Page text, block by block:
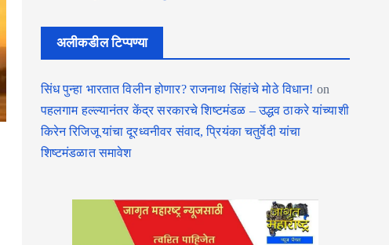
अलीकडील टिप्पण्या
सिंध पुन्हा भारतात विलीन होणार? राजनाथ सिंहांचे मोठे विधान! on
पहलगाम हल्ल्यानंतर केंद्र सरकारचे शिष्टमंडळ – उद्धव ठाकरे यांच्याशी
किरेन रिजिजू यांचा दूरध्वनीवर संवाद, प्रियंका चतुर्वेदी यांचा
शिष्टमंडळात समावेश